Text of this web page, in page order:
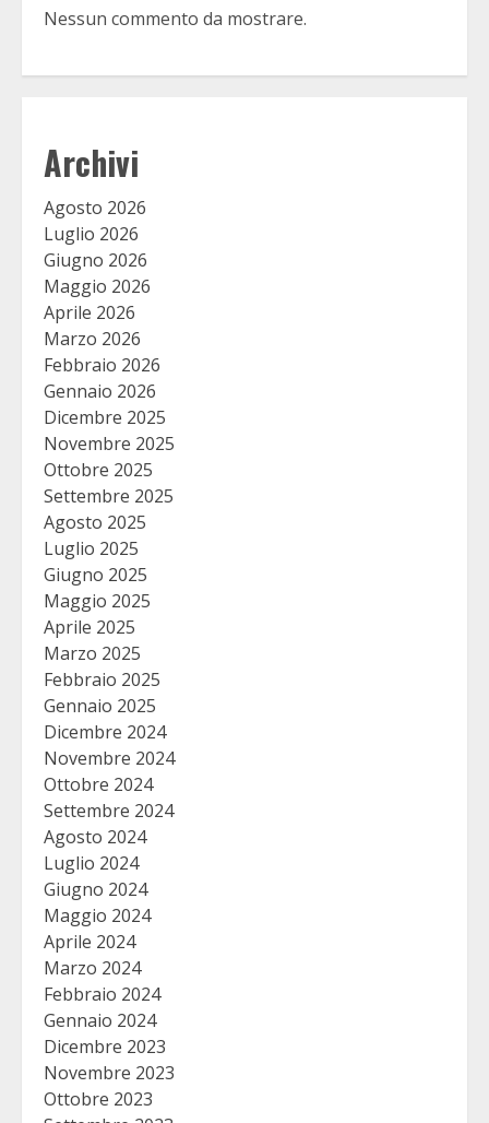
Nessun commento da mostrare.
Archivi
Agosto 2026
Luglio 2026
Giugno 2026
Maggio 2026
Aprile 2026
Marzo 2026
Febbraio 2026
Gennaio 2026
Dicembre 2025
Novembre 2025
Ottobre 2025
Settembre 2025
Agosto 2025
Luglio 2025
Giugno 2025
Maggio 2025
Aprile 2025
Marzo 2025
Febbraio 2025
Gennaio 2025
Dicembre 2024
Novembre 2024
Ottobre 2024
Settembre 2024
Agosto 2024
Luglio 2024
Giugno 2024
Maggio 2024
Aprile 2024
Marzo 2024
Febbraio 2024
Gennaio 2024
Dicembre 2023
Novembre 2023
Ottobre 2023